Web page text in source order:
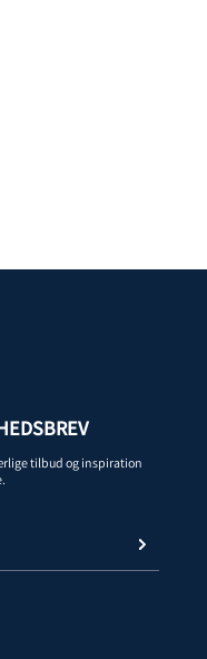
tilbud og inspiration